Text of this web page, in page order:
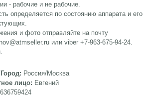
- рабочие и не рабочие.
определяется по состоянию аппарата и его
и фото отправляйте на почту
или viber +7-963-675-94-24.
Россия/Москва
лицо: Евгений